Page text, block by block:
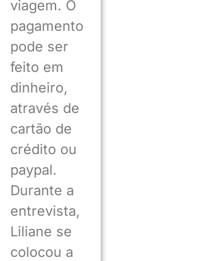
viagem. O
pagamento
pode ser
feito em
dinheiro,
através de
cartão de
crédito ou
paypal.
Durante a
entrevista,
Liliane se
colocou a